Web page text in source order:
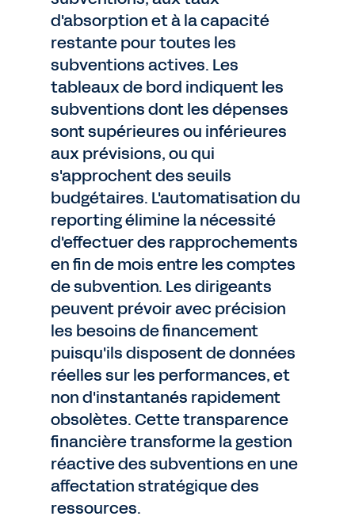
d'absorption et à la capacité
restante pour toutes les
subventions actives. Les
tableaux de bord indiquent les
subventions dont les dépenses
sont supérieures ou inférieures
aux prévisions, ou qui
s'approchent des seuils
budgétaires. L'automatisation du
reporting élimine la nécessité
d'effectuer des rapprochements
en fin de mois entre les comptes
de subvention. Les dirigeants
peuvent prévoir avec précision
les besoins de financement
puisqu'ils disposent de données
réelles sur les performances, et
non d'instantanés rapidement
obsolètes. Cette transparence
financière transforme la gestion
réactive des subventions en une
affectation stratégique des
ressources.